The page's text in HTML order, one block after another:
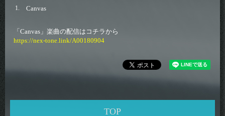
1. Canvas
「Canvas」楽曲の配信はコチラから
https://nex-tone.link/A00180904
TOP